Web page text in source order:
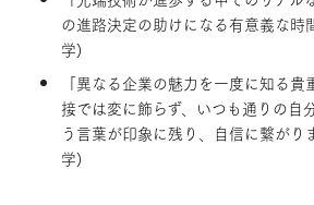
の進路決定の助けになる有意義な時
学)
「異なる企業の魅力を一度に知る
接では変に飾らず、いつも通りの自
う言葉が印象に残り、自信に繋がり
学)